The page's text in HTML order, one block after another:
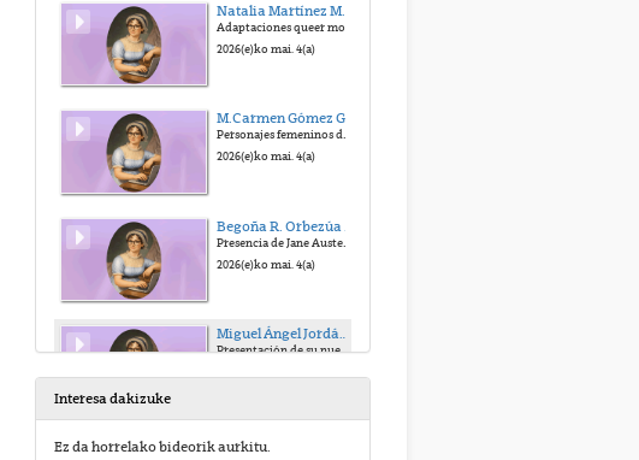
Natalia Martínez Martínez (UNED)
2026(e)ko mai. 4(a)
M.Carmen Gómez Galisteo (UNED)
Personajes femeninos de Orgullo y Prejuicio en secuelas y reescrituras contemporáneas.
2026(e)ko mai. 4(a)
Presencia de Jane Austen en la cultura popular.
2026(e)ko mai. 4(a)
Miguel Ángel Jordán (Universidad Abat Oliba CEU y Vicepresidente de la Jane Austen Society en España)
Presentación de su nuevo libro Todo lo que Jane Austen me Enseñó Sobre el Amor.
Interesa dakizuke
Ez da horrelako bideorik aurkitu.